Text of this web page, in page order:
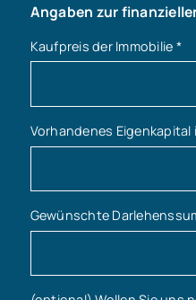
Angaben zur
Kaufpreis der Immobilie *
Vorhandenes Eigenkapital
Gewünschte